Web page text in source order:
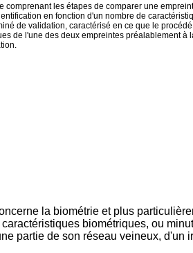
comprenant les étapes de comparer une
en fonction d'un nombre de
de validation, caractérisé en ce que le
de l'une des deux empreintes préalablement à
la biométrie et plus
biométriques, ou
partie de son réseau veineux,